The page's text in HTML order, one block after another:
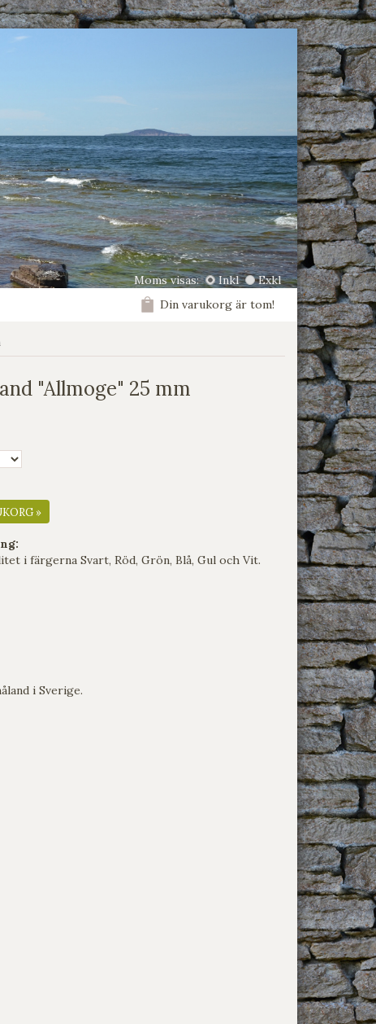
Moms visas: Inkl
Exkl
Din varukorg är tom!
"Allmoge" 25 mm
»
i färgerna Svart, Röd, Grön, Blå, Gul och Vit.
i Sverige.